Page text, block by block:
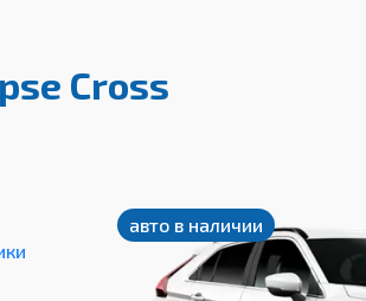
Cross
авто в наличии